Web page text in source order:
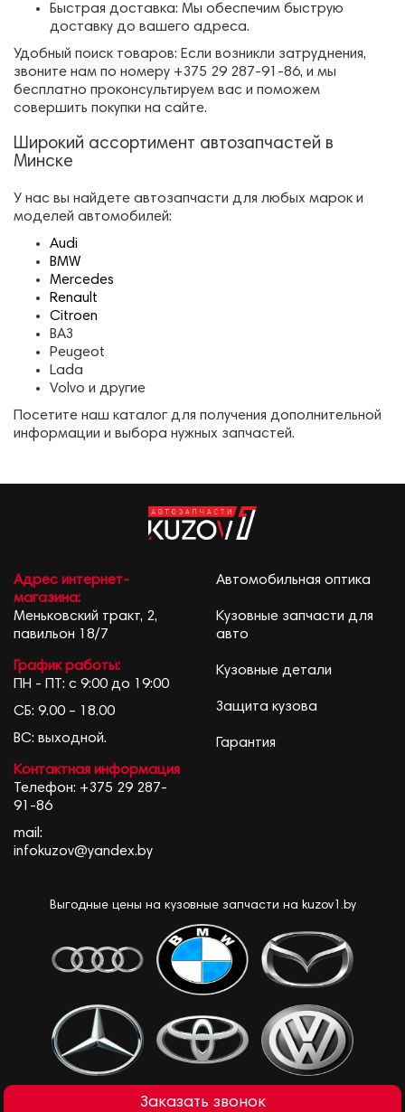
Быстрая доставка: Мы обеспечим быструю
доставку до вашего адреса.
Удобный поиск товаров: Если возникли затруднения,
звоните нам по номеру +375 29 287-91-86, и мы
бесплатно проконсультируем вас и поможем
совершить покупки на сайте.
Широкий ассортимент автозапчастей в
Минске
У нас вы найдете автозапчасти для любых марок и
моделей автомобилей:
Audi
BMW
Mercedes
Renault
Citroen
ВАЗ
Peugeot
Lada
Volvo и другие
Посетите наш каталог для получения дополнительной
информации и выбора нужных запчастей.
Адрес интернет-
магазина:
Меньковский тракт, 2,
павильон 18/7
График работы:
ПН - ПТ: с 9:00 до 19:00
СБ: 9.00 – 18.00
ВС: выходной.
Контактная информация
Телефон: +375 29 287-
91-86
mail:
infokuzov@yandex.by
Автомобильная оптика
Кузовные запчасти для
авто
Кузовные детали
Защита кузова
Гарантия
Выгодные цены на кузовные запчасти на kuzov1.by
Заказать звонок